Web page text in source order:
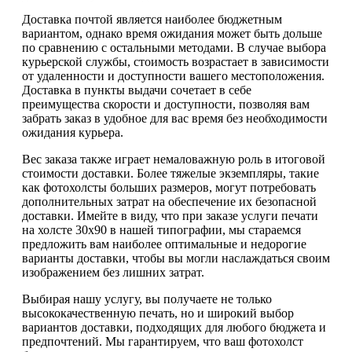
Доставка почтой является наиболее бюджетным
вариантом, однако время ожидания может быть дольше
по сравнению с остальными методами. В случае выбора
курьерской службы, стоимость возрастает в зависимости
от удаленности и доступности вашего местоположения.
Доставка в пункты выдачи сочетает в себе
преимущества скорости и доступности, позволяя вам
забрать заказ в удобное для вас время без необходимости
ожидания курьера.
Вес заказа также играет немаловажную роль в итоговой
стоимости доставки. Более тяжелые экземпляры, такие
как фотохолсты больших размеров, могут потребовать
дополнительных затрат на обеспечение их безопасной
доставки. Имейте в виду, что при заказе услуги печати
на холсте 30х90 в нашей типографии, мы стараемся
предложить вам наиболее оптимальные и недорогие
варианты доставки, чтобы вы могли наслаждаться своим
изображением без лишних затрат.
Выбирая нашу услугу, вы получаете не только
высококачественную печать, но и широкий выбор
вариантов доставки, подходящих для любого бюджета и
предпочтений. Мы гарантируем, что ваш фотохолст